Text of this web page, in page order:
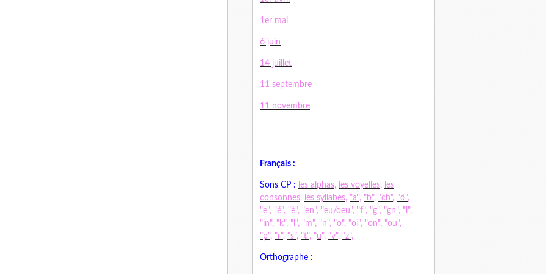
1er mai
6 juin
14 juillet
11 septembre
11 novembre
Français :
Sons CP : les alphas, les voyelles, les
consonnes, les syllabes, "a", "b", "ch", "d",
"e", "é", "è", "en", "eu/oeu", "f", "g", "gn", "i",
"in", "k", " ", "m", "n", "o", "oi", "on", "ou",
"p", "r", "s", "t", "u", "v", "z",
Orthographe :